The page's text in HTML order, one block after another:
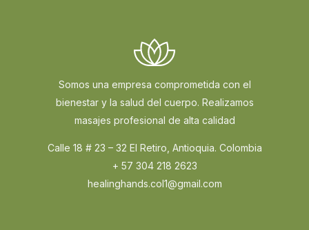
Somos una empresa comprometida con el
bienestar y la salud del cuerpo. Realizamos
masajes profesional de alta calidad
Calle 18 # 23 – 32 El Retiro, Antioquia. Colombia
+ 57 304 218 2623
healinghands.col1@gmail.com